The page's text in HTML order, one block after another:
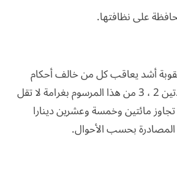
على نظافتها.
أشد يعاقب كل من خالف أحكام
الفقرة الأولى من المادتين 2 ، 3 من هذا المرسوم بغرامة لا تقل
مائتين وخمسة وعشرين دينارا
بحسب الأحوال.